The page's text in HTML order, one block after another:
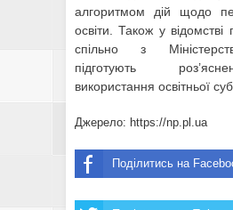
алгоритмом дій щодо
освіти. Також у
спільно з
підготують
використання освітньої
Джерело: https://np.pl.ua
Поділитись на